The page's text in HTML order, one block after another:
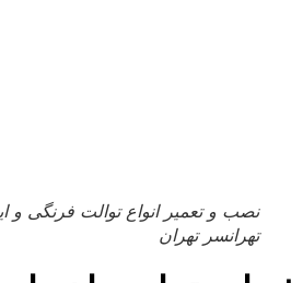
نصب و تعمیر انواع توالت فرنگی و
تهرانسر تهران